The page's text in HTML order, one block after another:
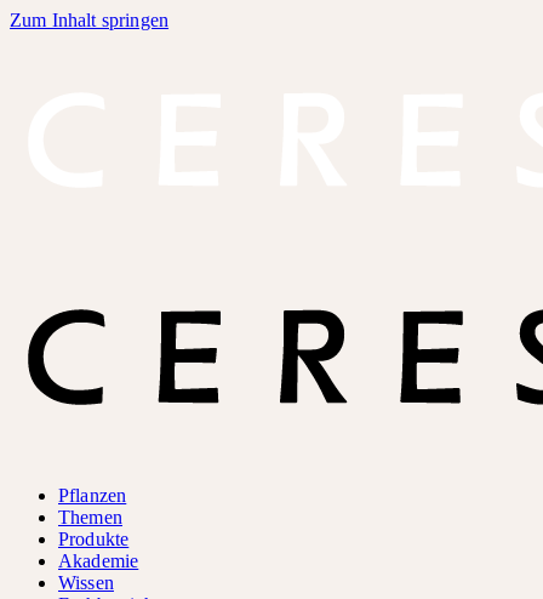
Zum Inhalt springen
Pflanzen
Themen
Produkte
Akademie
Wissen